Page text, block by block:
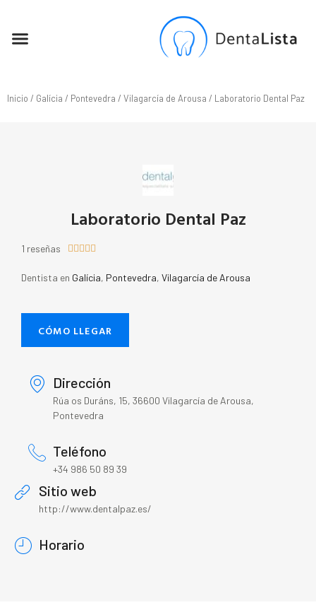
Inicio / Galícia / Pontevedra / Vilagarcía de Arousa / Laboratorio Dental Paz
Laboratorio Dental Paz
1 reseñas     
Dentista en Galícia, Pontevedra, Vilagarcía de Arousa
CÓMO LLEGAR
Dirección
Rúa os Duráns, 15, 36600 Vilagarcía de Arousa,
Pontevedra
Teléfono
+34 986 50 89 39
Sitio web
http://www.dentalpaz.es/
Horario